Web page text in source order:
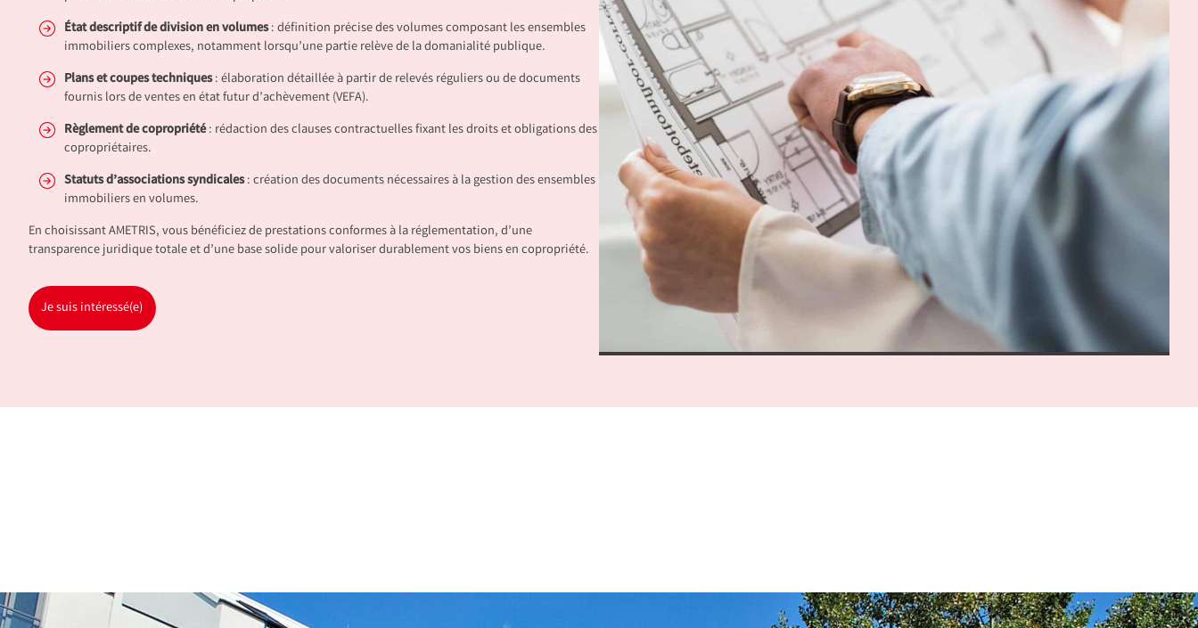
État descriptif de division en volumes: définition précise des volumes composant les ensembles
immobiliers complexes, notamment lorsqu’une partie relève de la domanialité publique.
Plans et coupes techniques: élaboration détaillée à partir de relevés réguliers ou de documents
fournis lors de ventes en état futur d’achèvement (VEFA).
Règlement de copropriété: rédaction des clauses contractuelles fixant les droits et obligations des
copropriétaires.
Statuts d’associations syndicales: création des documents nécessaires à la gestion des ensembles
immobiliers en volumes.
En choisissant AMETRIS, vous bénéficiez de prestations conformes à la réglementation, d’une
transparence juridique totale et d’une base solide pour valoriser durablement vos biens en copropriété.
Je suis intéressé(e)